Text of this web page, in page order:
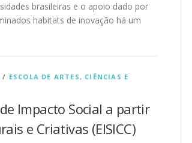
brasileiras e o apoio dado por
habitats de inovação há um
/ ESCOLA DE ARTES, CIÊNCIAS E
Impacto Social a partir
e Criativas (EISICC)